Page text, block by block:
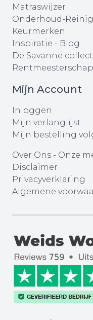
Matraswijzer
Onderhoud-
Keurmerken
Inspiratie - Blog
De Savanne
Rentmeesterschap
Mijn Account
Inloggen
Mijn verlanglijst
Mijn bestelling
Over Ons - Onze
Disclaimer
Privacyverklaring
Algemene